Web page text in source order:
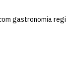
gastronomia